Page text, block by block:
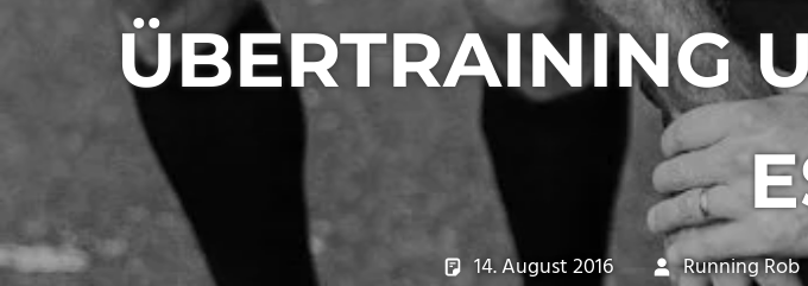
ÜBERTRAINING
14. August 2016 Running Rob